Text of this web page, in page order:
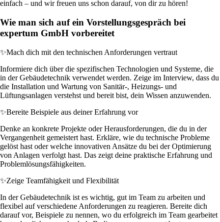
einfach – und wir freuen uns schon darauf, von dir zu hören!
Wie man sich auf ein Vorstellungsgespräch bei
expertum GmbH vorbereitet
✨Mach dich mit den technischen Anforderungen vertraut
Informiere dich über die spezifischen Technologien und Systeme, die
in der Gebäudetechnik verwendet werden. Zeige im Interview, dass du
die Installation und Wartung von Sanitär-, Heizungs- und
Lüftungsanlagen verstehst und bereit bist, dein Wissen anzuwenden.
✨Bereite Beispiele aus deiner Erfahrung vor
Denke an konkrete Projekte oder Herausforderungen, die du in der
Vergangenheit gemeistert hast. Erkläre, wie du technische Probleme
gelöst hast oder welche innovativen Ansätze du bei der Optimierung
von Anlagen verfolgt hast. Das zeigt deine praktische Erfahrung und
Problemlösungsfähigkeiten.
✨Zeige Teamfähigkeit und Flexibilität
In der Gebäudetechnik ist es wichtig, gut im Team zu arbeiten und
flexibel auf verschiedene Anforderungen zu reagieren. Bereite dich
darauf vor, Beispiele zu nennen, wo du erfolgreich im Team gearbeitet